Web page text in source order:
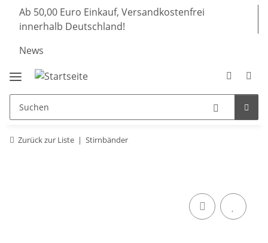
Ab 50,00 Euro Einkauf, Versandkostenfrei
innerhalb Deutschland!
News
Zurück zur Liste Stirnbänder